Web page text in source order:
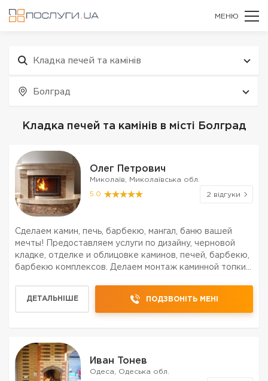
МЕНЮ
Кладка печей та камінів
Болград
Кладка печей та камінів в місті Болград
Олег Петрович
Миколаїв, Миколаївська обл.
5.0 2 відгуки
Сделаем камин, печь, барбекю, мангал, баню вашей
мечты! Предоставляем услуги по дизайну, черновой
кладке, отделке и облицовке каминов, печей, барбекю,
барбекю комплексов. Делаем монтаж каминной топки и
че...
ДЕТАЛЬНІШЕ ПОДЗВОНІТЬ МЕНІ
Иван Тонев
Одеса, Одеська обл.